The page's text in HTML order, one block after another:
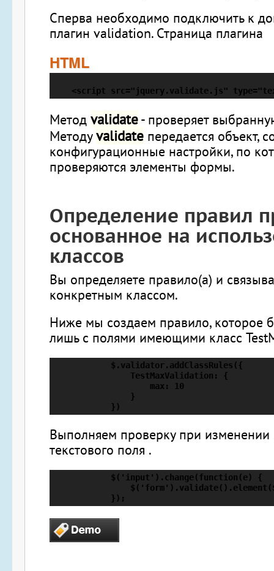
Сперва необходимо подключить к
плагин validation. Страница плагина
HTML
Метод validate- проверяет
Методуvalidateпередается объект,
конфигурационные настройки, по
проверяются элементы формы.
Определение правил
основанное на
классов
Вы определяете правило(а) и
конкретным классом.
Ниже мы создаем правило, которое
лишь с полями имеющими класс
            $.validator.addClassRules({
                TestMaxValidation: {
                    max: 10
                }
            })
Выполняем проверку при изменении
текстового поля .
            $('input').change(function(e) {
            });